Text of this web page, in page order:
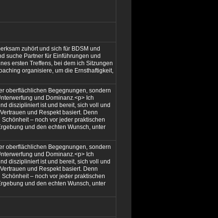
zuhört und sich für BDSM und
suche Partner für Einführungen und
ersten Treffens, bei dem ich Sitzungen
organisiere, um die Ernsthaftigkeit,
oberflächlichen Begegnungen, sondern
und Dominanz.<p> Ich
diszipliniert ist und bereit, sich voll und
und Respekt basiert. Denn
– noch vor jeder praktischen
und den echten Wunsch, unter
oberflächlichen Begegnungen, sondern
und Dominanz.<p> Ich
diszipliniert ist und bereit, sich voll und
und Respekt basiert. Denn
– noch vor jeder praktischen
und den echten Wunsch, unter